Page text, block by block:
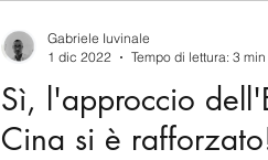
Sì, l'approccio
Cina si è
Gabriele Iuvinale
1 dic 2022
Tempo di lettura: 3 min